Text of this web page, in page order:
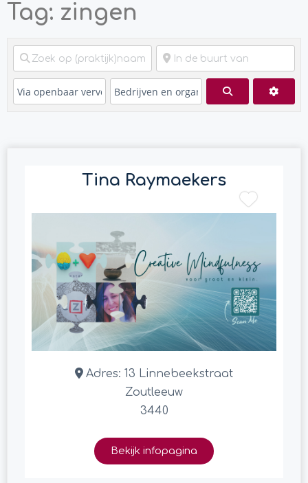
Tag: zingen
Tina Raymaekers
Adres:13 Linnebeekstraat
Zoutleeuw
3440
Bekijk infopagina